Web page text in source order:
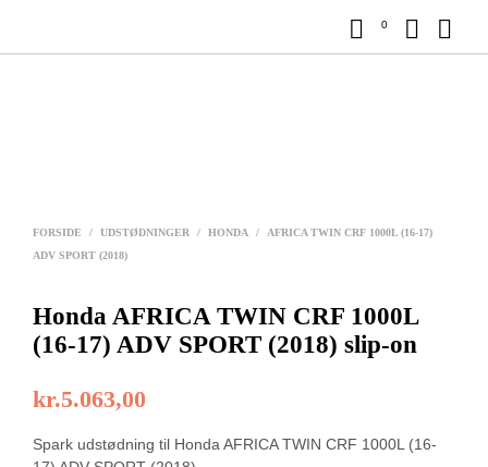
0
FORSIDE / UDSTØDNINGER / HONDA /
AFRICA TWIN CRF 1000L (16-17)
ADV SPORT (2018)
Honda AFRICA TWIN CRF 1000L
(16-17) ADV SPORT (2018) slip-on
kr.5.063,00
Spark udstødning til Honda AFRICA TWIN CRF 1000L (16-